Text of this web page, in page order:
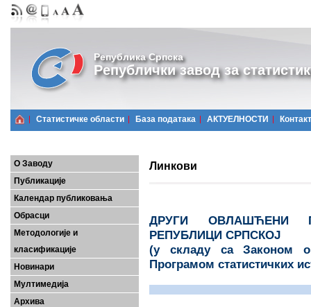
Република Српска
Републички завод за
Статистичке области Базa података АКТУЕЛНОСТИ Контакт
О Заводу
Публикације
Календар публиковања
Обрасци
Методологије и
класификације
Новинари
Мултимедија
Архива
Линкови
ДРУГИ ОВЛАШЋЕНИ
РЕПУБЛИЦИ СРПСКОЈ
(у складу са Законом о
Програмом статистичких